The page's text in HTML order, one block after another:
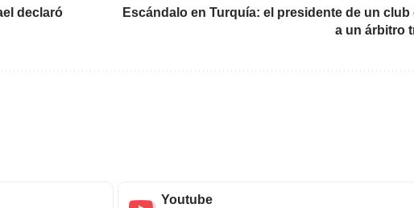
declaró
Escándalo en Turquía: el presidente de un
a un árbitro
Youtube